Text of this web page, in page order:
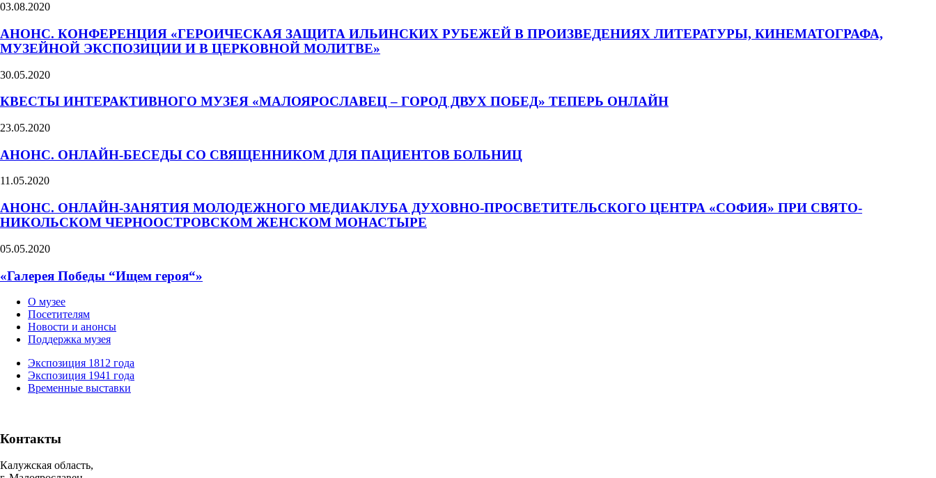
03.08.2020
АНОНС. КОНФЕРЕНЦИЯ «ГЕРОИЧЕСКАЯ ЗАЩИТА ИЛЬИНСКИХ РУБЕЖЕЙ В ПРОИЗВЕДЕНИЯХ ЛИТЕРАТУРЫ, КИНЕМАТОГРАФА,
МУЗЕЙНОЙ ЭКСПОЗИЦИИ И В ЦЕРКОВНОЙ МОЛИТВЕ»
30.05.2020
КВЕСТЫ ИНТЕРАКТИВНОГО МУЗЕЯ «МАЛОЯРОСЛАВЕЦ – ГОРОД ДВУХ ПОБЕД» ТЕПЕРЬ ОНЛАЙН
23.05.2020
АНОНС. ОНЛАЙН-БЕСЕДЫ СО СВЯЩЕННИКОМ ДЛЯ ПАЦИЕНТОВ БОЛЬНИЦ
11.05.2020
АНОНС. ОНЛАЙН-ЗАНЯТИЯ МОЛОДЕЖНОГО МЕДИАКЛУБА ДУХОВНО-ПРОСВЕТИТЕЛЬСКОГО ЦЕНТРА «СОФИЯ» ПРИ СВЯТО-
НИКОЛЬСКОМ ЧЕРНООСТРОВСКОМ ЖЕНСКОМ МОНАСТЫРЕ
05.05.2020
«Галерея Победы “Ищем героя“»
О музее
Посетителям
Новости и анонсы
Поддержка музея
Экспозиция 1812 года
Экспозиция 1941 года
Временные выставки
Контакты
Калужская область,